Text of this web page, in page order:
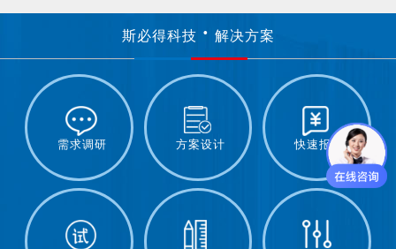
斯必得科技 解决方案
需求调研 方案设计 快速报价